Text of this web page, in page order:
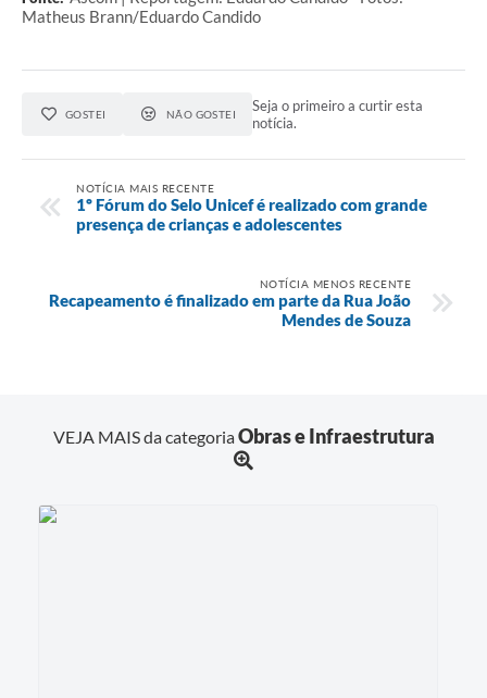
Matheus Brann/Eduardo Candido
GOSTEI NÃO GOSTEI
Seja o primeiro a curtir esta
notícia.
NOTÍCIA MAIS RECENTE
1º Fórum do Selo Unicef é realizado com grande
presença de crianças e adolescentes
NOTÍCIA MENOS RECENTE
Recapeamento é finalizado em parte da Rua João
Mendes de Souza
VEJA MAIS da categoriaObras e Infraestrutura